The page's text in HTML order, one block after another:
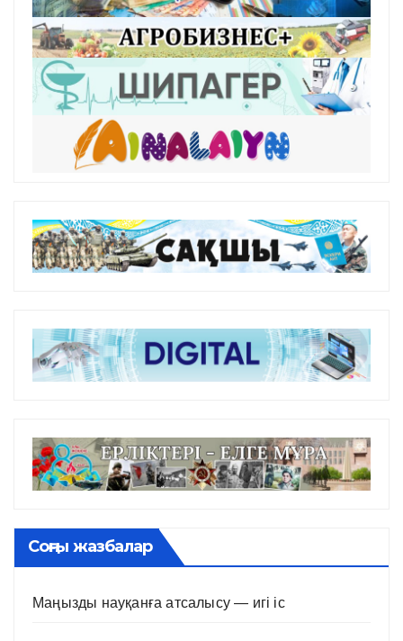
Соңғы жазбалар
Маңызды науқанға атсалысу — игі іс